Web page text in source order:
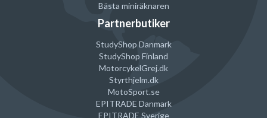
Bästa miniräknaren
Partnerbutiker
StudyShop Danmark
StudyShop Finland
MotorcykelGrej.dk
Styrthjelm.dk
MotoSport.se
EPITRADE Danmark
EPITRADE Sverige